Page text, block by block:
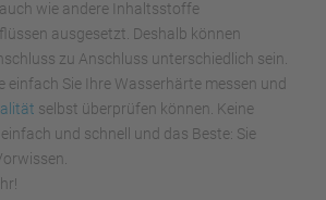
wie andere Inhaltsstoffe
ausgesetzt. Deshalb können
zu Anschluss unterschiedlich sein.
einfach Sie Ihre Wasserhärte messen und
selbst überprüfen können. Keine
und schnell und das Beste: Sie